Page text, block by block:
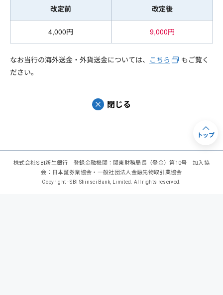
改定前 改定後
4,000円 9,000円
なお当行の海外送金・外貨送金については、 こちら
もご覧く
ださい。
閉じる
株式会社SBI新生銀行 登録金融機関：関東財務局長（登金）第10号 加入協
会：日本証券業協会・一般社団法人金融先物取引業協会
Copyright - SBI Shinsei Bank, Limited. All rights reserved.
トップ